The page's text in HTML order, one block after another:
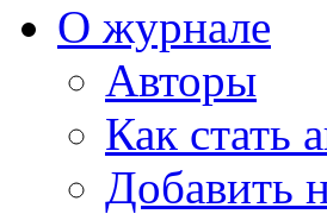
О журнале
Авторы
Как стать
Добавить